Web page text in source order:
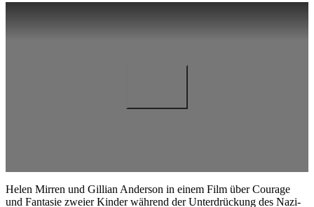
Helen Mirren und Gillian Anderson in einem Film über Courage
und Fantasie zweier Kinder während der Unterdrückung des Nazi-